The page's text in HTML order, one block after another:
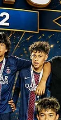
mundial de
de peso ligero